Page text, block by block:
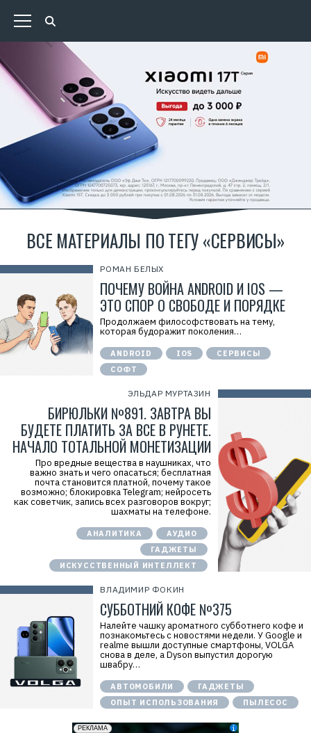
ВСЕ МАТЕРИАЛЫ ПО ТЕГУ «СЕРВИСЫ»
РОМАН БЕЛЫХ
ПОЧЕМУ ВОЙНА ANDROID И IOS —
ЭТО СПОР О СВОБОДЕ И ПОРЯДКЕ
Продолжаем философствовать на тему,
которая будоражит поколения…
ANDROID IOS
СЕРВИСЫ
СОФТ
ЭЛЬДАР МУРТАЗИН
БИРЮЛЬКИ №891. ЗАВТРА ВЫ
БУДЕТЕ ПЛАТИТЬ ЗА ВСЕ В РУНЕТЕ.
НАЧАЛО ТОТАЛЬНОЙ МОНЕТИЗАЦИИ
Про вредные вещества в наушниках, что
важно знать и чего опасаться; бесплатная
почта становится платной, почему такое
возможно; блокировка Telegram; нейросеть
как советчик, запись всех разговоров вокруг;
шахматы на телефоне.
АНАЛИТИКА
АУДИО
ГАДЖЕТЫ
ИСКУССТВЕННЫЙ ИНТЕЛЛЕКТ
ВЛАДИМИР ФОКИН
СУББОТНИЙ КОФЕ №375
Налейте чашку ароматного субботнего кофе и
познакомьтесь с новостями недели. У Google и
realme вышли доступные смартфоны, VOLGA
снова в деле, а Dyson выпустил дорогую
швабру…
АВТОМОБИЛИ
ГАДЖЕТЫ
ОПЫТ ИСПОЛЬЗОВАНИЯ
ПЫЛЕСОС